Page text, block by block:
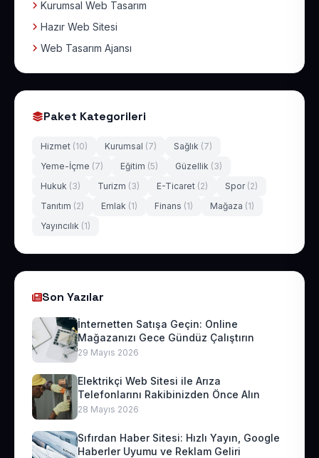
Kurumsal Web Tasarım
Hazır Web Sitesi
Web Tasarım Ajansı
Paket Kategorileri
Hizmet (10) Kurumsal (7) Sağlık (7)
Yeme-İçme (7) Eğitim (5) Güzellik (3)
Hukuk (3) Turizm (3) E-Ticaret (2) Spor (2)
Tanıtım (2) Emlak (1) Finans (1) Mağaza (1)
Yayıncılık (1)
Son Yazılar
İnternetten Satışa Geçin: Online
Mağazanızı Gece Gündüz Çalıştırın
29 Mayıs 2026
Elektrikçi Web Sitesi ile Arıza
Telefonlarını Rakibinizden Önce Alın
28 Mayıs 2026
Sıfırdan Haber Sitesi: Hızlı Yayın, Google
Haberler Uyumu ve Reklam Geliri